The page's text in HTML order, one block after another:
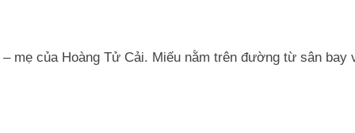
mẹ của Hoàng Tử Cải. Miếu nằm trên đường từ sân bay